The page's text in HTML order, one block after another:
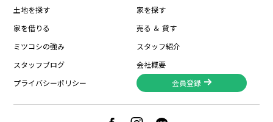
土地を探す
家を探す
家を借りる
売る ＆ 貸す
ミツコシの強み
スタッフ紹介
スタッフブログ
会社概要
プライバシーポリシー
会員登録